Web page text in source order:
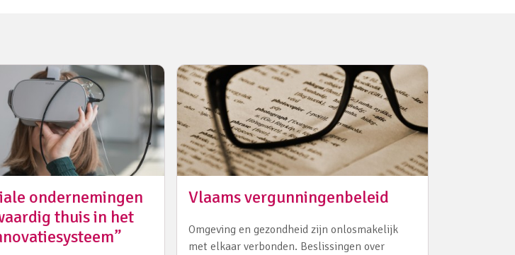
ondernemingen
thuis in het
Vlaams vergunningenbeleid
Omgeving en gezondheid zijn onlosmakelijk
met elkaar verbonden. Beslissingen over